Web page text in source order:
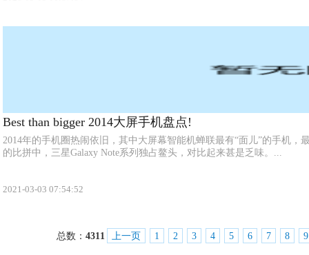
Best than bigger 2014大屏手机盘点!
2014年的手机圈热闹依旧，其中大屏幕智能机蝉联最有“面儿”的手机，
的比拼中，三星Galaxy Note系列独占鳌头，对比起来甚是乏味。...
2021-03-03 07:54:52
总数：4311 上一页 1 2 3 4 5 6 7 8 9